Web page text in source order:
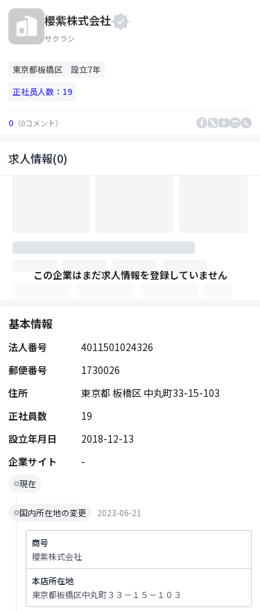
櫻紫株式会社
サクラシ
東京都板橋区
設立7年
正社员人数： 19
0 （0コメント）
求人情報(0)
この企業はまだ求人情報を登録していません
基本情報
法人番号
4011501024326
郵便番号
1730026
住所
東京都 板橋区 中丸町33-15-103
正社員数
19
設立年月日
2018-12-13
企業サイト
-
現在
国内所在地の変更 2023-06-21
商号
櫻紫株式会社
本店所在地
東京都板橋区中丸町３３－１５－１０３